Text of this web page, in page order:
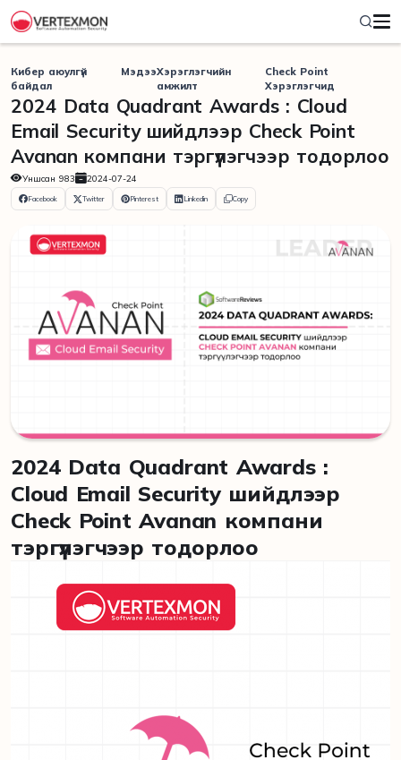
Кибер аюулгүй
байдал
МэдээХэрэглэгчийн
амжилт
Check Point
Хэрэглэгчид
2024 Data Quadrant Awards : Cloud
Email Security шийдлээр Check Point
Avanan компани тэргүүлэгчээр тодорлоо
Уншсан 983 2024-07-24
Facebook Twitter Pinterest Linkedin Copy
2024 Data Quadrant Awards :
Cloud Email Security шийдлээр
Check Point Avanan компани
тэргүүлэгчээр тодорлоо